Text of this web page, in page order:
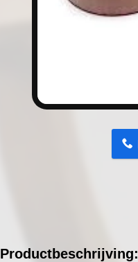
Productbeschrijving: